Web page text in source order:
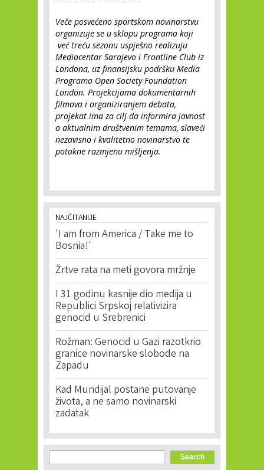
Veče posvećeno sportskom novinarstvu
organizuje se u sklopu programa koji
već treću sezonu uspješno realizuju
Mediacentar Sarajevo i Frontline Club iz
Londona, uz finansijsku podršku Media
Programa Open Society Foundation
London. Projekcijama dokumentarnih
filmova i organiziranjem debata,
projekat ima za cilj da informira javnost
o aktualnim društvenim temama, slaveći
nezavisno i kvalitetno novinarstvo te
potakne razmjenu mišljenja.
NAJČITANIJE
'I am from America / Take me to
Bosnia!'
Žrtve rata na meti govora mržnje
I 31 godinu kasnije dio medija u
Republici Srpskoj relativizira
genocid u Srebrenici
Rožman: Genocid u Gazi razotkrio
granice novinarske slobode na
Zapadu
Kad Mundijal postane putovanje
života, a ne samo novinarski
zadatak
Search form
Search